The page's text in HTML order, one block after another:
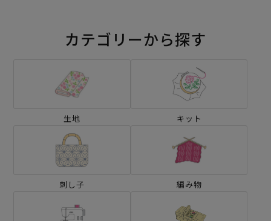
カテゴリーから探す
生地 キット
刺し子 編み物